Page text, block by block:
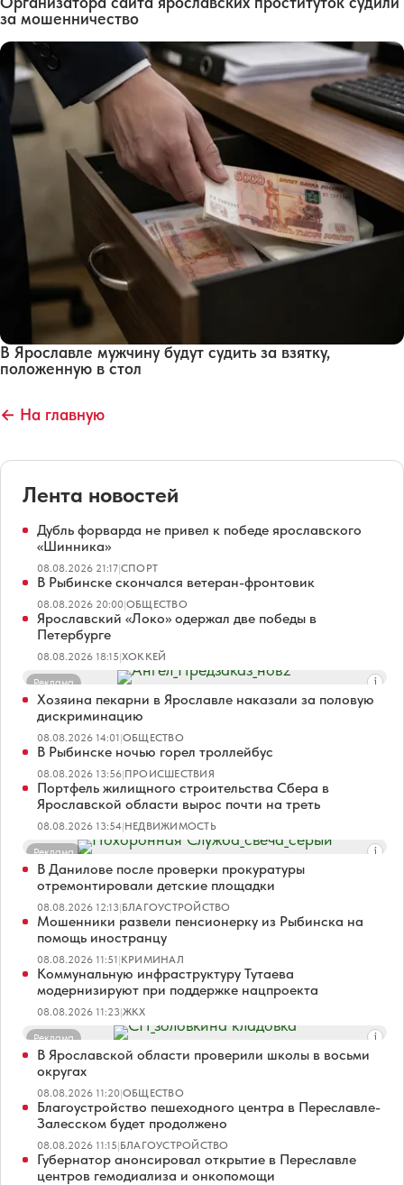
за мошенничество
В Ярославле мужчину будут судить за взятку,
положенную в стол
← На главную
Лента новостей
Дубль форварда не привел к победе ярославского
«Шинника»
08.08.2026 21:17|СПОРТ
В Рыбинске скончался ветеран-фронтовик
08.08.2026 20:00|ОБЩЕСТВО
Ярославский «Локо» одержал две победы в
Петербурге
08.08.2026 18:15|ХОККЕЙ
Реклама
Хозяина пекарни в Ярославле наказали за половую
дискриминацию
08.08.2026 14:01|ОБЩЕСТВО
В Рыбинске ночью горел троллейбус
08.08.2026 13:56|ПРОИСШЕСТВИЯ
Портфель жилищного строительства Сбера в
Ярославской области вырос почти на треть
08.08.2026 13:54|НЕДВИЖИМОСТЬ
Реклама
В Данилове после проверки прокуратуры
отремонтировали детские площадки
08.08.2026 12:13|БЛАГОУСТРОЙСТВО
Мошенники развели пенсионерку из Рыбинска на
помощь иностранцу
08.08.2026 11:51|КРИМИНАЛ
Коммунальную инфраструктуру Тутаева
модернизируют при поддержке нацпроекта
08.08.2026 11:23|ЖКХ
Реклама
В Ярославской области проверили школы в восьми
округах
08.08.2026 11:20|ОБЩЕСТВО
Благоустройство пешеходного центра в Переславле-
Залесском будет продолжено
08.08.2026 11:15|БЛАГОУСТРОЙСТВО
Губернатор анонсировал открытие в Переславле
центров гемодиализа и онкопомощи